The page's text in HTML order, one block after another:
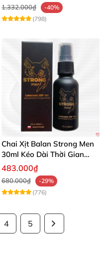
1.332.000₫
-40%
(798)
Chai Xịt Balan Strong Men
30ml Kéo Dài Thời Gian
Quan Hệ
483.000₫
680.000₫
-29%
(776)
4 5